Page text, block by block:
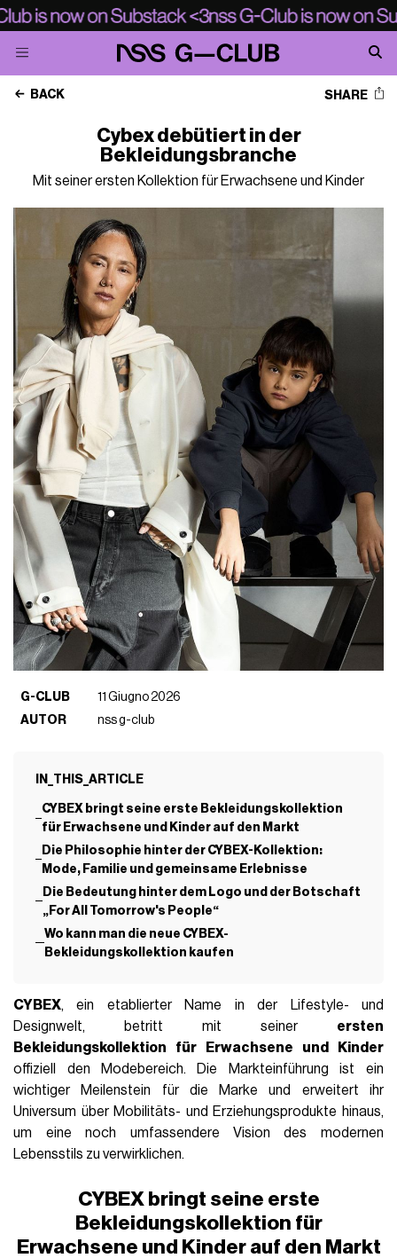
BACK SHARE
Cybex debütiert in der
Bekleidungsbranche
Mit seiner ersten Kollektion für Erwachsene und Kinder
G-CLUB
11 Giugno 2026
AUTOR
nss g-club
IN_THIS_ARTICLE
CYBEX bringt seine erste Bekleidungskollektion
für Erwachsene und Kinder auf den Markt
Die Philosophie hinter der CYBEX-Kollektion:
Mode, Familie und gemeinsame Erlebnisse
Die Bedeutung hinter dem Logo und der Botschaft
„For All Tomorrow's People“
Wo kann man die neue CYBEX-
Bekleidungskollektion kaufen
CYBEX, ein etablierter Name in der Lifestyle- und
Designwelt, betritt mit seiner ersten
Bekleidungskollektion für Erwachsene und Kinder
offiziell den Modebereich. Die Markteinführung ist ein
wichtiger Meilenstein für die Marke und erweitert ihr
Universum über Mobilitäts- und Erziehungsprodukte hinaus,
um eine noch umfassendere Vision des modernen
Lebensstils zu verwirklichen.
CYBEX bringt seine erste
Bekleidungskollektion für
Erwachsene und Kinder auf den Markt